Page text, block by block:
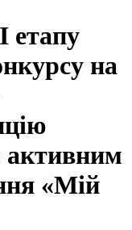
етапу
на
активним
«Мій